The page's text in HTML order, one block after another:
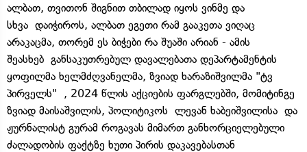
ალბათ, თვითონ შიგნით თბილად იყოს ვინმე და
სხვა დაიჭიროს, ალბათ ეგეთი რამ გააკეთა ვიღაც
არაკაცმა, თორემ ეს ბიჭები რა შუაში არიან - ამის
შეასხებ განსაკუთრებულ დავალებათა დეპარტამენტის
ყოფილმა ხელმძღვანელმა, ზვიად ხარაზიშვილმა "ტვ
პირველს" , 2024 წლის აქციების ფარგლებში, მომიტინგე
ზვიად მაისაშვილის, პოლიტიკოს ლევან ხაბეიშვილისა და
ჟურნალისტ გურამ როგავას მიმართ განხორციელებული
ძალადობის ფაქტზე ხუთი პირის დაკავებასთან